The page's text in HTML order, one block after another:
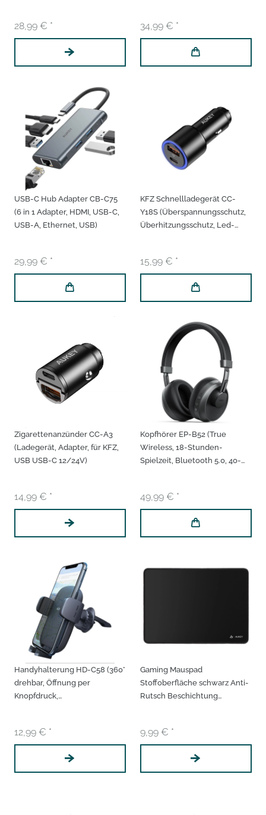
28,99 € *
Benutzerdefinierte Effelkte
Tastatur
34,99 € *
USB-C Hub Adapter CB-C75
(6 in 1 Adapter, HDMI, USB-C,
USB-A, Ethernet, USB)
29,99 € *
KFZ Schnellladegerät CC-
Y18S (Überspannungsschutz,
Überhitzungsschutz, Led-
15,99 € *
Zigarettenanzünder CC-A3
(Ladegerät, Adapter, für KFZ,
USB USB-C 12/24V)
14,99 € *
Kopfhörer EP-B52 (True
Wireless, 18-Stunden-
Spielzeit, Bluetooth 5.0, 40-
49,99 € *
Handyhalterung HD-C58 (360°
drehbar, Öffnung per
Knopfdruck,
Ladekabel,
Silikonbeschichtung)
12,99 € *
Gaming Mauspad
Stoffoberfläche schwarz Anti-
Rutsch Beschichtung
Gamingmauspad Mousepad
9,99 € *